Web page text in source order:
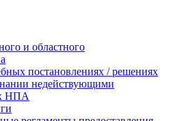
и областного
постановлениях / решениях
недействующими
НПА